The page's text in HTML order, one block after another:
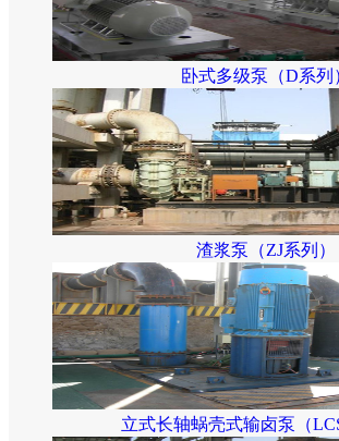
卧式多级泵（D系列
渣浆泵（ZJ系列）
立式长轴蜗壳式输卤泵（